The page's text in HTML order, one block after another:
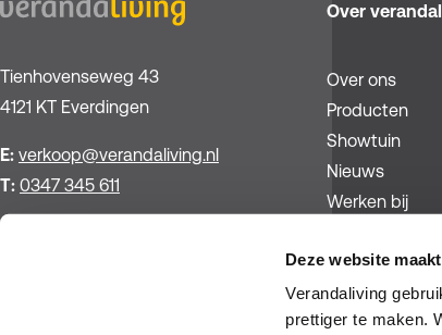
Deze website
Verandaliving
prettiger te maken.
Tienhovenseweg 43
4121 KT Everdingen
E: verkoop@verandaliving.nl
T: 0347 345 611
Over
Over ons
Producten
Showtuin
Nieuws
Werken bij